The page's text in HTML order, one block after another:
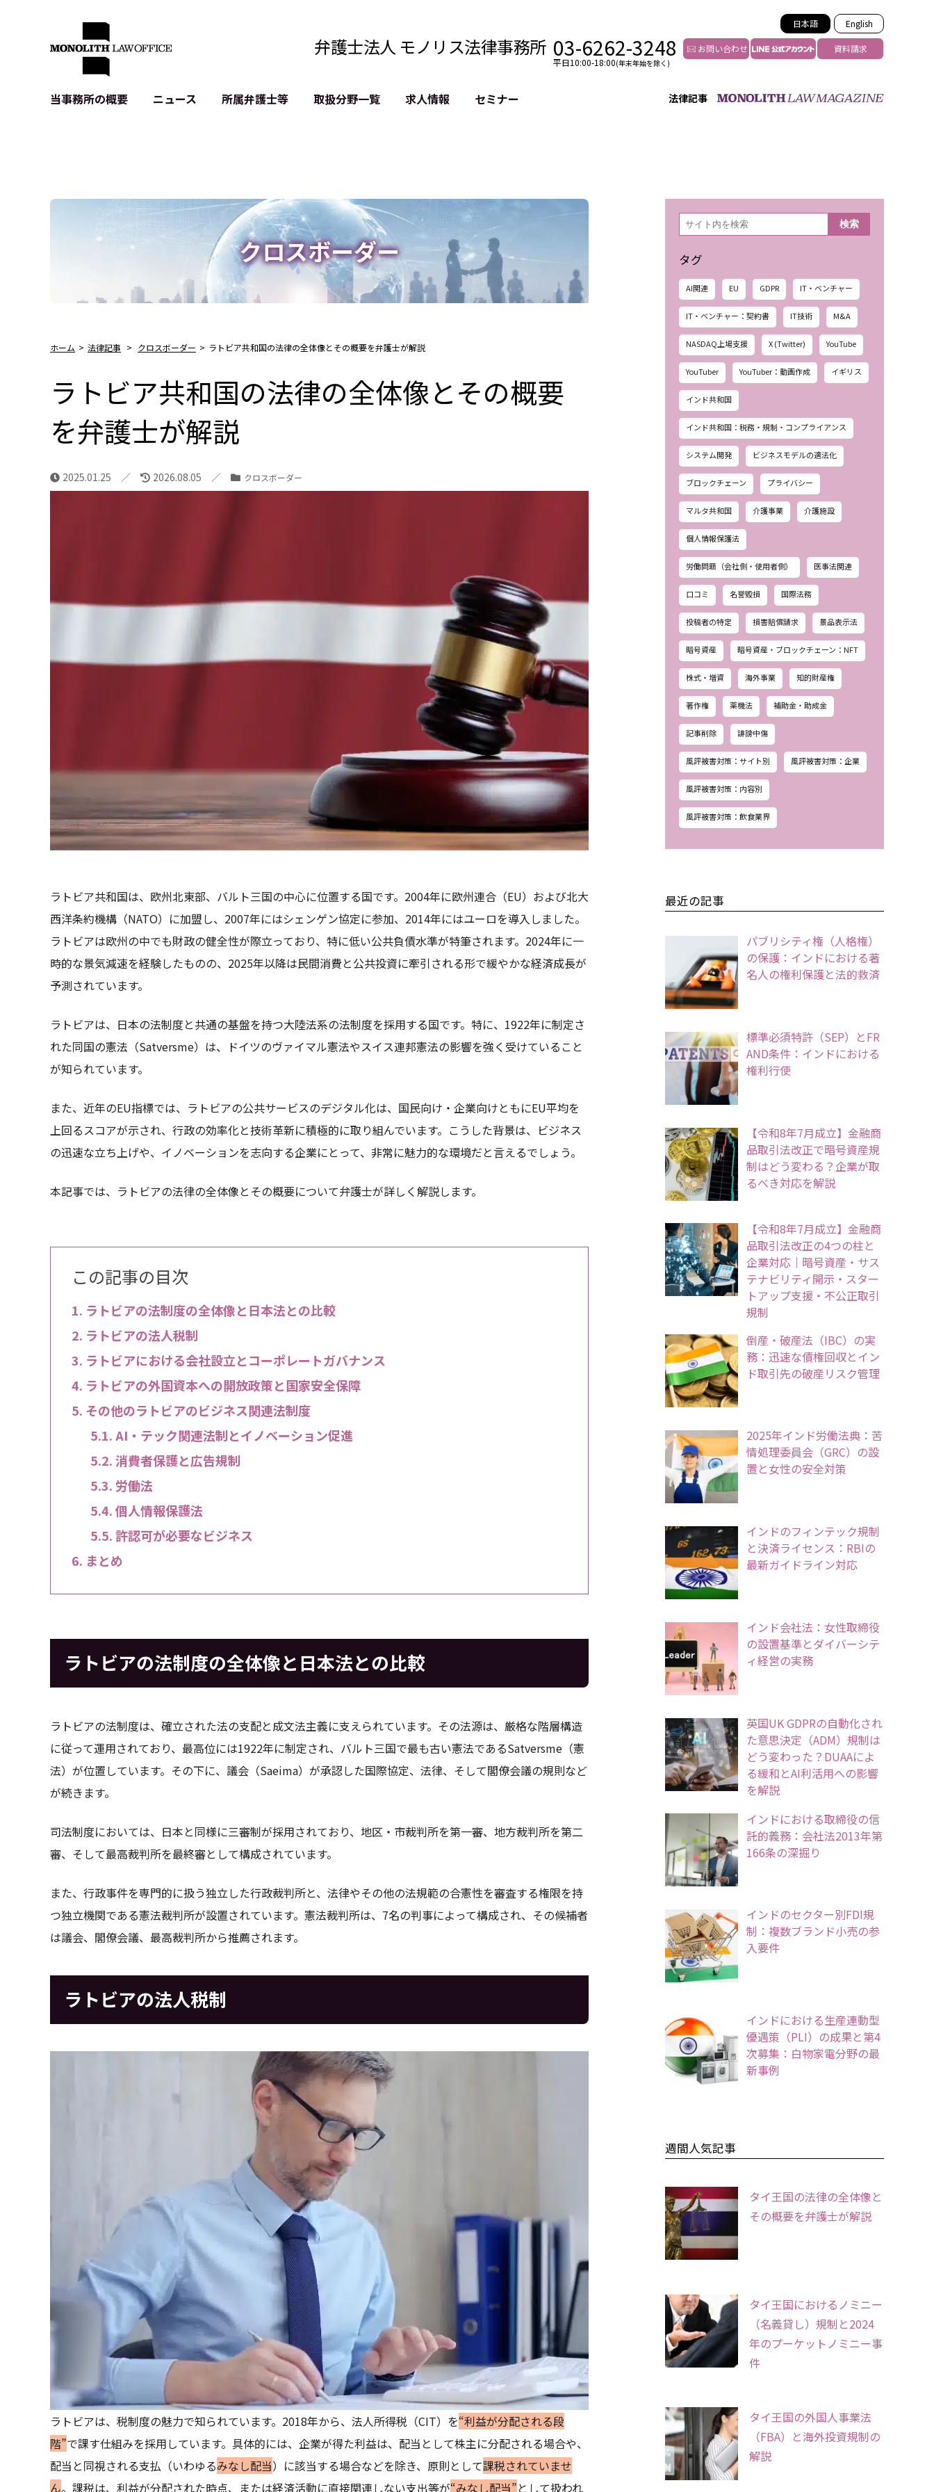
日本語 English
弁護士法人 モノリス法律事務所 03-6262-3248
平日10:00-18:00(年末年始を除く)
お問い合わせ 資料請求
法律記事
当事務所の概要 ニュース 所属弁護士等 取扱分野一覧
IPO（上場）支援
生成AI関連法務
記事・LPの薬機法等チェック
D2C等の不正転売対策
サイバー犯罪の刑事告訴等
GDPR対応支援
誹謗中傷加害者の弁護
リスティング汚染の削除対策
YouTube等SNSのM&A
求人情報 セミナー
クロスボーダー
ホーム > 法律記事 > クロスボーダー > ラトビア共和国の法律の全体像とその概要を弁護士が解説
ラトビア共和国の法律の全体像とその概要
を弁護士が解説
2025.01.25 2026.08.05 クロスボーダー
ラトビア共和国は、欧州北東部、バルト三国の中心に位置する国です。2004年に欧州連合（EU）および北大
西洋条約機構（NATO）に加盟し、2007年にはシェンゲン協定に参加、2014年にはユーロを導入しました。
ラトビアは欧州の中でも財政の健全性が際立っており、特に低い公共負債水準が特筆されます。2024年に一
時的な景気減速を経験したものの、2025年以降は民間消費と公共投資に牽引される形で緩やかな経済成長が
予測されています。
ラトビアは、日本の法制度と共通の基盤を持つ大陸法系の法制度を採用する国です。特に、1922年に制定さ
れた同国の憲法（Satversme）は、ドイツのヴァイマル憲法やスイス連邦憲法の影響を強く受けていること
が知られています。
また、近年のEU指標では、ラトビアの公共サービスのデジタル化は、国民向け・企業向けともにEU平均を
上回るスコアが示され、行政の効率化と技術革新に積極的に取り組んでいます。こうした背景は、ビジネス
の迅速な立ち上げや、イノベーションを志向する企業にとって、非常に魅力的な環境だと言えるでしょう。
本記事では、ラトビアの法律の全体像とその概要について弁護士が詳しく解説します。
この記事の目次
ラトビアの法制度の全体像と日本法との比較
ラトビアの法人税制
ラトビアにおける会社設立とコーポレートガバナンス
ラトビアの外国資本への開放政策と国家安全保障
その他のラトビアのビジネス関連法制度
AI・テック関連法制とイノベーション促進
消費者保護と広告規制
労働法
個人情報保護法
許認可が必要なビジネス
まとめ
ラトビアの法制度の全体像と日本法との比較
ラトビアの法制度は、確立された法の支配と成文法主義に支えられています。その法源は、厳格な階層構造
に従って運用されており、最高位には1922年に制定され、バルト三国で最も古い憲法であるSatversme（憲
法）が位置しています。その下に、議会（Saeima）が承認した国際協定、法律、そして閣僚会議の規則など
が続きます。
司法制度においては、日本と同様に三審制が採用されており、地区・市裁判所を第一審、地方裁判所を第二
審、そして最高裁判所を最終審として構成されています。
また、行政事件を専門的に扱う独立した行政裁判所と、法律やその他の法規範の合憲性を審査する権限を持
つ独立機関である憲法裁判所が設置されています。憲法裁判所は、7名の判事によって構成され、その候補者
は議会、閣僚会議、最高裁判所から推薦されます。
ラトビアの法人税制
ラトビアは、税制度の魅力で知られています。2018年から、法人所得税（CIT）を“利益が分配される段
階”で課す仕組みを採用しています。具体的には、企業が得た利益は、配当として株主に分配される場合や、
配当と同視される支払（いわゆるみなし配当）に該当する場合などを除き、原則として課税されていませ
ん。課税は、利益が分配された時点、または経済活動に直接関連しない支出等が“みなし配当”として扱われ
検
索 検索
タグ
AI関連 EU GDPR IT・ベンチャー
IT・ベンチャー：契約書 IT技術 M&A
NASDAQ上場支援 X (Twitter) YouTube
YouTuber YouTuber：動画作成 イギリス
インド共和国
インド共和国：税務・規制・コンプライアンス
システム開発 ビジネスモデルの適法化
ブロックチェーン プライバシー
マルタ共和国 介護事業 介護施設
個人情報保護法
労働問題（会社側・使用者側） 医事法関連
口コミ 名誉毀損 国際法務
投稿者の特定 損害賠償請求 景品表示法
暗号資産 暗号資産・ブロックチェーン：NFT
株式・増資 海外事業 知的財産権
著作権 薬機法 補助金・助成金
記事削除 誹謗中傷
風評被害対策：サイト別 風評被害対策：企業
風評被害対策：内容別
風評被害対策：飲食業界
最近の記事
パブリシティ権（人格権）
の保護：インドにおける著
名人の権利保護と法的救済
標準必須特許（SEP）とFR
AND条件：インドにおける
権利行使
【令和8年7月成立】金融商
品取引法改正で暗号資産規
制はどう変わる？企業が取
るべき対応を解説
【令和8年7月成立】金融商
品取引法改正の4つの柱と
企業対応｜暗号資産・サス
テナビリティ開示・スター
トアップ支援・不公正取引
規制
倒産・破産法（IBC）の実
務：迅速な債権回収とイン
ド取引先の破産リスク管理
2025年インド労働法典：苦
情処理委員会（GRC）の設
置と女性の安全対策
インドのフィンテック規制
と決済ライセンス：RBIの
最新ガイドライン対応
インド会社法：女性取締役
の設置基準とダイバーシテ
ィ経営の実務
英国UK GDPRの自動化され
た意思決定（ADM）規制は
どう変わった？DUAAによ
る緩和とAI利活用への影響
を解説
インドにおける取締役の信
託的義務：会社法2013年第
166条の深掘り
インドのセクター別FDI規
制：複数ブランド小売の参
入要件
インドにおける生産連動型
優遇策（PLI）の成果と第4
次募集：白物家電分野の最
新事例
週間人気記事
タイ王国の法律の全体像と
その概要を弁護士が解説
タイ王国におけるノミニー
（名義貸し）規制と2024
年のプーケットノミニー事
件
タイ王国の外国人事業法
（FBA）と海外投資規制の
解説